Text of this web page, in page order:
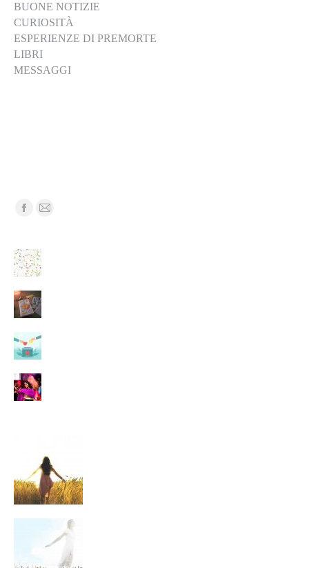
BUONE NOTIZIE
CURIOSITÀ
ESPERIENZE DI PREMORTE
LIBRI
MESSAGGI